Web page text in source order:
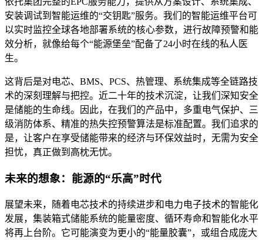
安装调试到智能运维的“交钥匙”服务。我们的智能运维平台可
以实时监控全球各地部署系统的核心参数，进行故障预警和能
效分析，就像给每个“能源堡垒”配备了24小时在线的私人医
生。
这背后是对电芯、BMS、PCS、热管理、系统集成等全链路技
术的深刻理解与把控。近二十年的技术沉淀，让我们深知安全
是储能的生命线。因此，在我们的产品中，多重电气保护、三
级消防体系、精准的热失控预警算法是标准配置。我们追求的
是，让客户在享受储能带来的经济与环保效益时，无需为安全
担忧，真正做到高枕无忧。
未来的想象：能源的“乐高”时代
展望未来，随着电芯技术的持续进步和电力电子技术的智能化
发展，集装箱式储能系统的能量密度、循环寿命和智能化水平
将再上台阶。它可能演变为更小的“能量胶囊”，或组合成庞大